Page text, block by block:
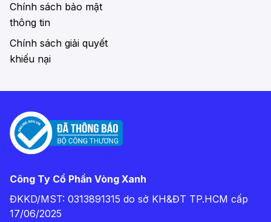
Chính sách bảo mật
thông tin
Chính sách giải quyết
khiếu nại
Công Ty Cổ Phần Vòng Xanh
ĐKKD/MST: 0313891315 do sở KH&ĐT TP.HCM cấp
17/06/2025